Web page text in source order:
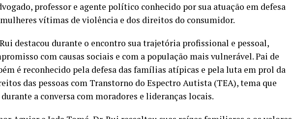
professor e agente político conhecido por sua atuação em defesa
vítimas de violência e dos direitos do consumidor.
Rui destacou durante o encontro sua trajetória profissional e pessoal,
com causas sociais e com a população mais vulnerável. Pai de
é reconhecido pela defesa das famílias atípicas e pela luta em prol da
das pessoas com Transtorno do Espectro Autista (TEA), tema que
a conversa com moradores e lideranças locais.